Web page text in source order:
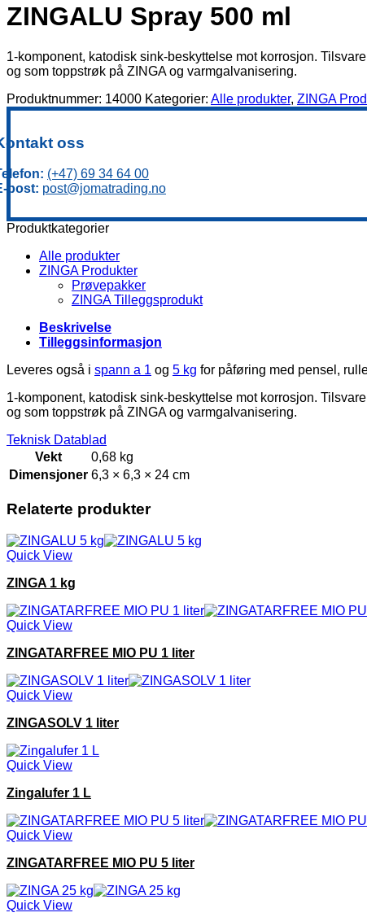
ZINGALU Spray 500 ml
1-komponent, katodisk sink-beskyttelse mot korrosjon.
og som toppstrøk på ZINGA og varmgalvanisering.
Produktnummer: 14000 Kategorier: Alle produkter, ZINGA
oss
(+47) 69 34 64 00
post: post@jomatrading.no
Produktkategorier
Alle produkter
ZINGA Produkter
Prøvepakker
ZINGA Tilleggsprodukt
Beskrivelse
Tilleggsinformasjon
Leveres også i spann a 1 og 5 kg for påføring med pensel,
1-komponent, katodisk sink-beskyttelse mot korrosjon.
og som toppstrøk på ZINGA og varmgalvanisering.
Teknisk Datablad
Vekt
0,68 kg
Dimensjoner 6,3 × 6,3 × 24 cm
Relaterte produkter
Quick View
ZINGA 1 kg
Quick View
ZINGATARFREE MIO PU 1 liter
Quick View
ZINGASOLV 1 liter
Quick View
Zingalufer 1 L
Quick View
ZINGATARFREE MIO PU 5 liter
Quick View